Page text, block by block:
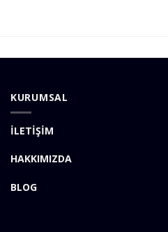
KURUMSAL
İLETİŞİM
HAKKIMIZDA
BLOG